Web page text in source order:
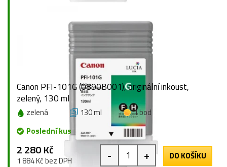
Canon PFI-101G (0890B001), originální inkoust,
zelený, 130 ml
zelená 130 ml
1 bod
Poslední kus
2 280 Kč
1 884 Kč bez DPH - + DO KOŠÍKU